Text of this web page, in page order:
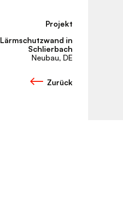
Projekt
Lärmschutzwand in
Schlierbach
Neubau, DE
Zurück